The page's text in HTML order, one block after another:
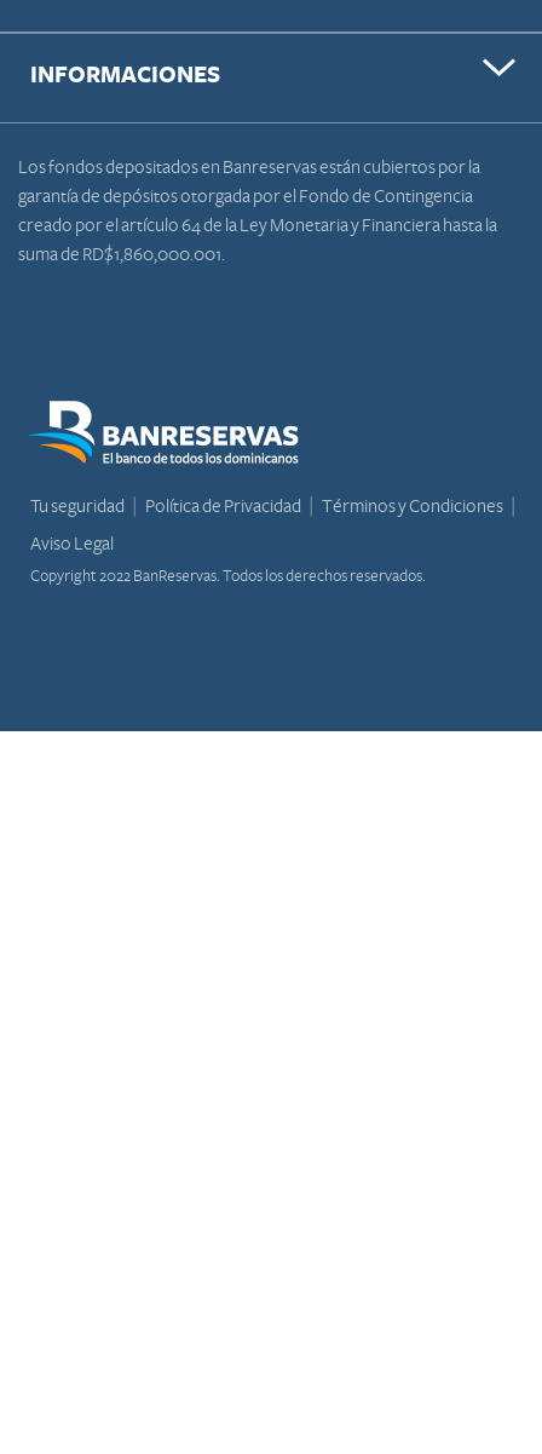
INFORMACIONES
Los fondos depositados en Banreservas están cubiertos por la
garantía de depósitos otorgada por el Fondo de Contingencia
creado por el artículo 64 de la Ley Monetaria y Financiera hasta la
suma de RD$1,860,000.001.
Tu seguridad Política de Privacidad
Términos y Condiciones
Aviso Legal
Copyright 2022 BanReservas. Todos los derechos reservados.